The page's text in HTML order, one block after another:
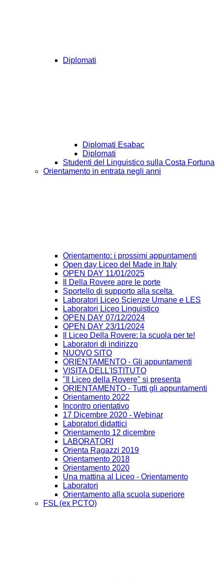
Diplomati
Diplomati Esabac
Diplomati
Studenti del Linguistico sulla Costa Fortuna
Orientamento in entrata negli anni
Orientamento: i prossimi appuntamenti
Open day Liceo del Made in Italy
OPEN DAY 11/01/2025
Il Della Rovere apre le porte
Sportello di supporto alla scelta
Laboratori Liceo Scienze Umane e LES
Laboratori Liceo Linguistico
OPEN DAY 07/12/2024
OPEN DAY 23/11/2024
Il Liceo Della Rovere: la scuola per te!
Laboratori di indirizzo
NUOVO SITO
ORIENTAMENTO - Gli appuntamenti
VISITA DELL'ISTITUTO
"Il Liceo della Rovere" si presenta
ORIENTAMENTO - Tutti gli appuntamenti
Orientamento 2022
Incontro orientativo
17 Dicembre 2020 - Webinar
Laboratori didattici
Orientamento 12 dicembre
LABORATORI
Orienta Ragazzi 2019
Orientamento 2018
Orientamento 2020
Una mattina al Liceo - Orientamento
Laboratori
Orientamento alla scuola superiore
FSL (ex PCTO)